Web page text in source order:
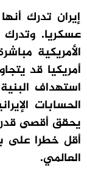
إيران تدرك
عسكريا.
الأمريكية
أمريكيا قد
استهداف
الحسابات
يحقق أقصى قدر
أقل خطرا على
العالمي.